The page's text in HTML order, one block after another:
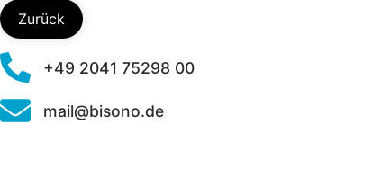
Zurück
+49 2041 75298 00
mail@bisono.de